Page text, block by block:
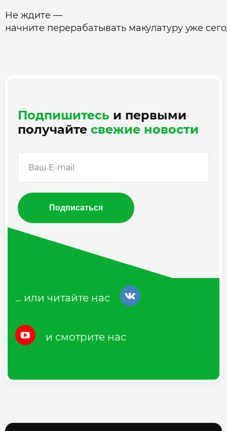
Не ждите —
начните перерабатывать макулатуру уже
Подпишитесь и первыми
получайте свежие новости
Подписаться
... или читайте нас
и смотрите нас